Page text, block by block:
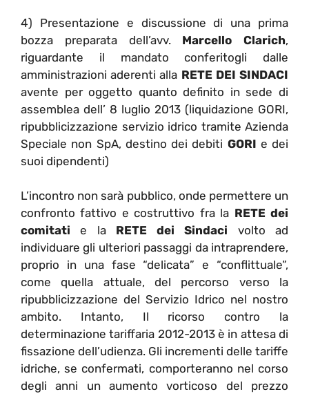
4) Presentazione e discussione di una prima
bozza preparata dell’avv. Marcello Clarich,
riguardante il mandato conferitogli dalle
amministrazioni aderenti alla RETE DEI SINDACI
avente per oggetto quanto definito in sede di
assemblea dell’ 8 luglio 2013 (liquidazione GORI,
ripubblicizzazione servizio idrico tramite Azienda
Speciale non SpA, destino dei debiti GORI e dei
suoi dipendenti)
L’incontro non sarà pubblico, onde permettere un
confronto fattivo e costruttivo fra la RETE dei
comitati e la RETE dei Sindaci volto ad
individuare gli ulteriori passaggi da intraprendere,
proprio in una fase “delicata” e “conflittuale”,
come quella attuale, del percorso verso la
ripubblicizzazione del Servizio Idrico nel nostro
ambito. Intanto, Il ricorso contro la
determinazione tariffaria 2012-2013 è in attesa di
fissazione dell’udienza. Gli incrementi delle tariffe
idriche, se confermati, comporteranno nel corso
degli anni un aumento vorticoso del prezzo